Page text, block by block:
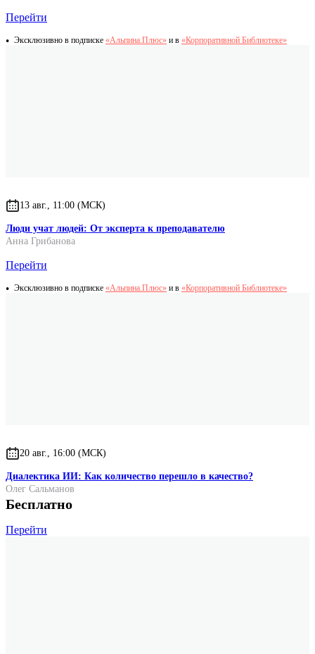
Перейти
Эксклюзивно в подписке «Альпина.Плюс» и в «Корпоративной Библиотеке»
13 авг., 11:00 (МСК)
Люди учат людей: От эксперта к преподавателю
Анна Грибанова
Перейти
Эксклюзивно в подписке «Альпина.Плюс» и в «Корпоративной Библиотеке»
20 авг., 16:00 (МСК)
Диалектика ИИ: Как количество перешло в качество?
Олег Сальманов
Бесплатно
Перейти